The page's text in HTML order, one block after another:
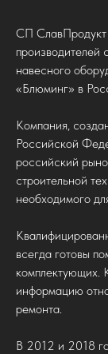
СП СлавПродукт
производителей
навесного
«Блюминг» в
Компания,
Российской
российский
строительной
необходимого
всегда готовы
комплектующих.
информацию
ремонта.
В 2012 и